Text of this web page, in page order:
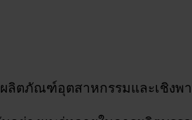
ลิตภัณฑ์อุตสาหกรรมและเชิง